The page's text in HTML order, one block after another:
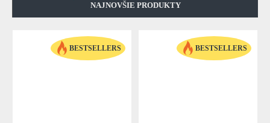
NAJNOVŠIE PRODUKTY
BESTSELLERS BESTSELLERS